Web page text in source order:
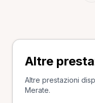
Altre
Altre prestazioni
Merate.